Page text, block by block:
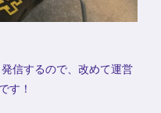
信するので、改めて運営
す！